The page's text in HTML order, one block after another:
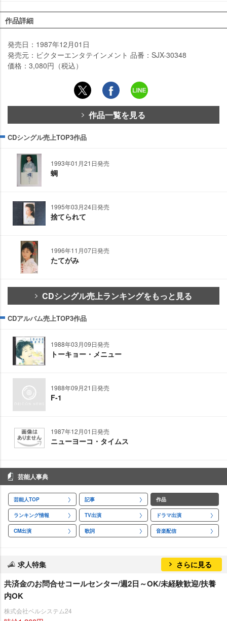
作品詳細
発売日：1987年12月01日
発売元：ビクターエンタテインメント 品番：SJX-30348
価格：3,080円（税込）
作品一覧を見る
CDシングル売上TOP3作品
1993年01月21日発売
蜩
1995年03月24日発売
捨てられて
1996年11月07日発売
たてがみ
CDシングル売上ランキングをもっと見る
CDアルバム売上TOP3作品
1988年03月09日発売
トーキョー・メニュー
1988年09月21日発売
F-1
1987年12月01日発売
ニューヨーコ・タイムス
芸能人事典
芸能人TOP 記事 作品
ランキング情報 TV出演 ドラマ出演
CM出演 歌詞 音楽配信
求人特集 さらに見る
共済金のお問合せコールセンター/週2日～OK/未経験歓迎/扶養
内OK
株式会社ベルシステム24